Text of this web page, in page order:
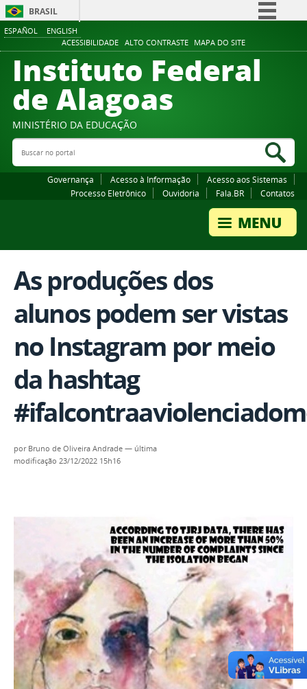
ESPAÑOL ENGLISH
ACESSIBILIDADE ALTO CONTRASTE MAPA DO SITE
BRASIL
Comunica BR
Participe
Canais
Instituto Federal
de Alagoas
MINISTÉRIO DA EDUCAÇÃO
Buscar no portal
Governança Acesso à Informação
Acesso aos Sistemas
Processo Eletrônico
Ouvidoria Fala.BR Contatos
As produções dos
alunos podem ser vistas
no Instagram por meio
da hashtag
por Bruno de Oliveira Andrade — última
modificação 23/12/2022 15h16